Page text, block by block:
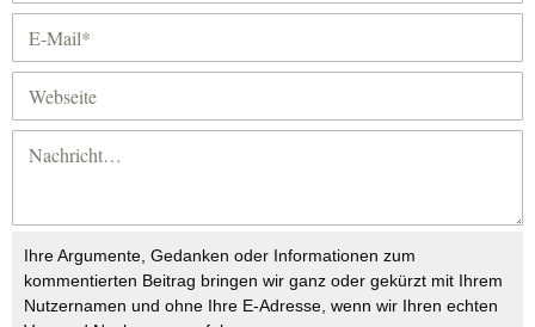
Ihre Argumente, Gedanken oder Informationen zum
kommentierten Beitrag bringen wir ganz oder gekürzt mit Ihrem
Nutzernamen und ohne Ihre E-Adresse, wenn wir Ihren echten